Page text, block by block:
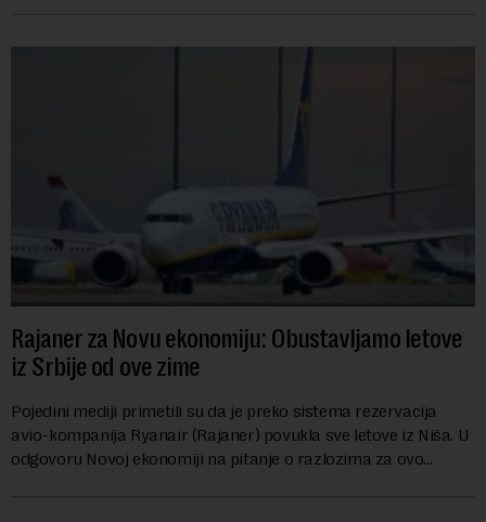
Rajaner za Novu ekonomiju: Obustavljamo letove
iz Srbije od ove zime
Pojedini mediji primetili su da je preko sistema rezervacija
avio-kompanija Ryanair (Rajaner) povukla sve letove iz Niša. U
odgovoru Novoj ekonomiji na pitanje o razlozima za ovo